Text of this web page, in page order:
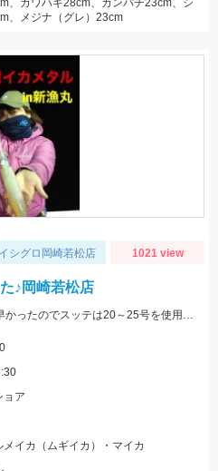
、カワハギ28cm、カンパチ23cm、シ
、メジナ（グレ）23cm
イシグロ岡崎若松店 1021 view
♪岡崎若松店
福井県新漁丸様でイカメタル♪潮が早かったのでスッテは20～25号を使用。カラーは明るめが良かったです。
ョア
メイカ（ムギイカ）・マイカ